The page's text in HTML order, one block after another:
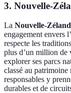
3. Nouvelle-
La Nouvelle-
engagement envers
respecte les
plus d’un million de
explorer ses parcs
classé au
responsables y
durables et de